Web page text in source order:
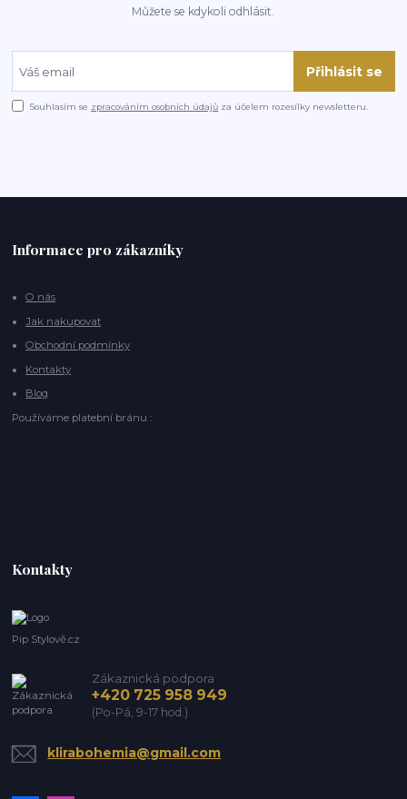
Můžete se kdykoli odhlásit.
Přihlásit se
Souhlasím se zpracováním osobních údajů za účelem rozesílky newsletteru.
Informace pro zákazníky
O nás
Jak nakupovat
Obchodní podmínky
Kontakty
Blog
Používáme platební bránu :
Kontakty
Pip Stylově.cz
Zákaznická podpora
+420 725 958 949
(Po-Pá, 9-17 hod.)
klirabohemia@gmail.com